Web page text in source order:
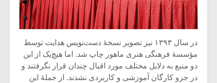
در سال ۱۳۹۳ نیز تصویر نسخۀ دست‌نویس هدایت توسط
مؤسسۀ فرهنگی هنری ماهور چاپ شد. اما هیچ‌یک از این
دو منبع به دلایل مختلف مورد اقبال چندان قرار نگرفتند و
در جزو کارگان آموزشی و کاربردی نشدند. از جملۀ این
یادداشتی بر موسیقی
متن فیلم «متری
اگر نمی توانی
مشهورترین باشی،
دوره
موسیقی
موسیقی
برگزار
سکانسی
موسیقی